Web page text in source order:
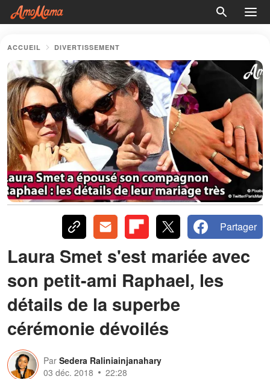
ACCUEIL DIVERTISSEMENT
Partager
Laura Smet s'est mariée avec
son petit-ami Raphael, les
détails de la superbe
cérémonie dévoilés
Par Sedera Raliniainjanahary
03 déc. 2018
22:28